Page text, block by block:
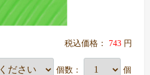
税込価格： 743 円
個数： 個